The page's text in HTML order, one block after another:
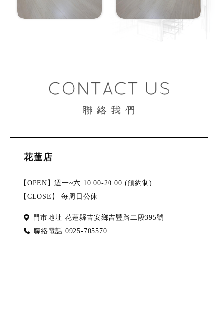
聯 絡 我 們
花蓮店
【OPEN】週一~六 10:00-20:00 (預約制)
【CLOSE】 每周日公休
門市地址 花蓮縣吉安鄉吉豐路二段395號
聯絡電話 0925-705570